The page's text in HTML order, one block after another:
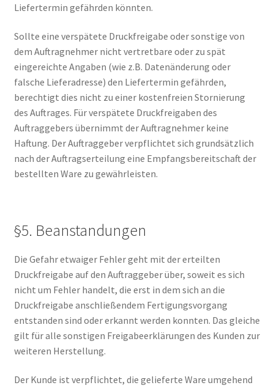
Liefertermin gefährden könnten.
Sollte eine verspätete Druckfreigabe oder sonstige von
dem Auftragnehmer nicht vertretbare oder zu spät
eingereichte Angaben (wie z.B. Datenänderung oder
falsche Lieferadresse) den Liefertermin gefährden,
berechtigt dies nicht zu einer kostenfreien Stornierung
des Auftrages. Für verspätete Druckfreigaben des
Auftraggebers übernimmt der Auftragnehmer keine
Haftung. Der Auftraggeber verpflichtet sich grundsätzlich
nach der Auftragserteilung eine Empfangsbereitschaft der
bestellten Ware zu gewährleisten.
§5. Beanstandungen
Die Gefahr etwaiger Fehler geht mit der erteilten
Druckfreigabe auf den Auftraggeber über, soweit es sich
nicht um Fehler handelt, die erst in dem sich an die
Druckfreigabe anschließendem Fertigungsvorgang
entstanden sind oder erkannt werden konnten. Das gleiche
gilt für alle sonstigen Freigabeerklärungen des Kunden zur
weiteren Herstellung.
Der Kunde ist verpflichtet, die gelieferte Ware umgehend